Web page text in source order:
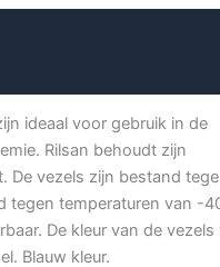
ideaal voor gebruik in de
Rilsan behoudt zijn
De vezels zijn bestand
tegen temperaturen van -
De kleur van de vezels
Blauw kleur.